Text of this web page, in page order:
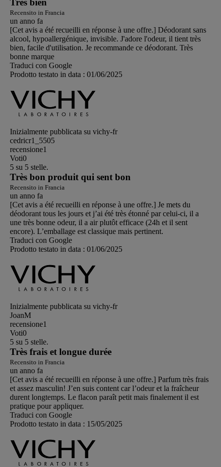
Très bien
Recensito in Francia
un anno fa
[Cet avis a été recueilli en réponse à une offre.] Déodorant sans
alcool, hypoallergénique, invisible. J'adore l'odeur, il tient très
bien, facile d'utilisation. Je recommande ce déodorant. Très
bonne marque
Traduci con Google
Prodotto testato in data : 01/06/2025
Inizialmente pubblicata su vichy-fr
cedricr1_5505
recensione1
Voti0
5 su 5 stelle.
Très bon produit qui sent bon
Recensito in Francia
un anno fa
[Cet avis a été recueilli en réponse à une offre.] Je mets du
déodorant tous les jours et j’ai été très étonné par celui-ci, il a
une très bonne odeur, il a air plutôt efficace (24h et il sent
encore). L’emballage est classique mais pertinent.
Traduci con Google
Prodotto testato in data : 01/06/2025
Inizialmente pubblicata su vichy-fr
JoanM
recensione1
Voti0
5 su 5 stelle.
Très frais et longue durée
Recensito in Francia
un anno fa
[Cet avis a été recueilli en réponse à une offre.] Parfum très frais
et assez masculin! J’en suis content car l’odeur et la fraîcheur
durent longtemps. Le flacon paraît petit mais finalement il est
pratique pour appliquer.
Traduci con Google
Prodotto testato in data : 15/05/2025